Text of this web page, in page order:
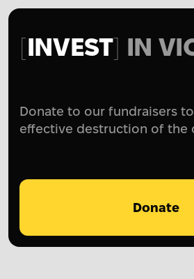
INVEST IN
Donate to our fundraisers
effective destruction of the
Donate